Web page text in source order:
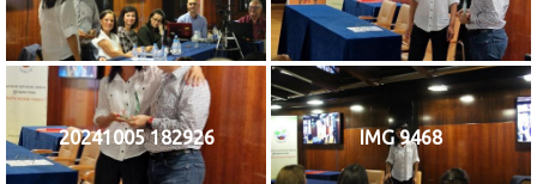
20241005 182926 IMG 9468